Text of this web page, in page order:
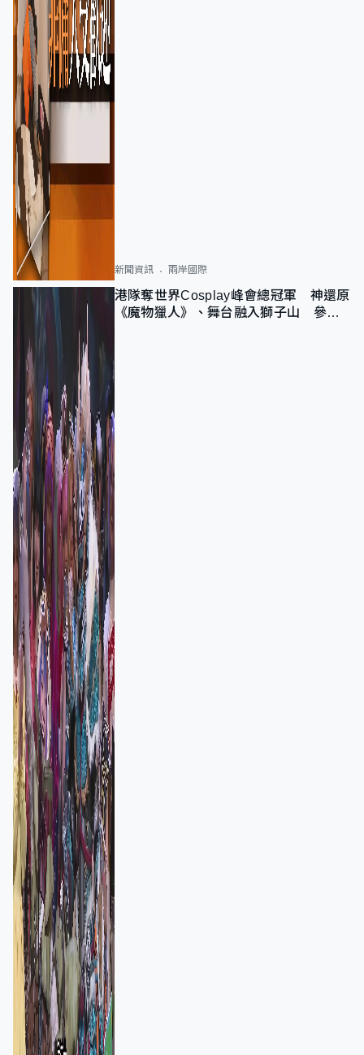
新聞資訊 兩岸國際
港隊奪世界Cosplay峰會總冠軍 神還原
《魔物獵人》、舞台融入獅子山 參賽